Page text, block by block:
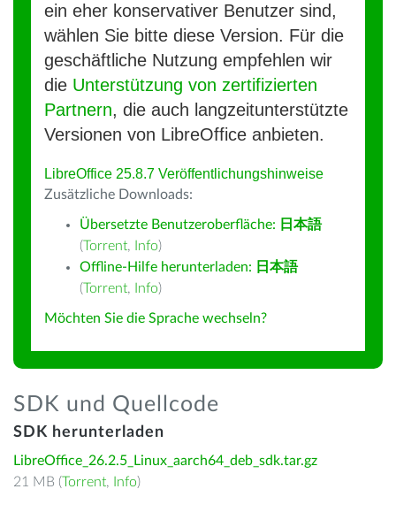
ein eher konservativer Benutzer sind,
wählen Sie bitte diese Version. Für die
geschäftliche Nutzung empfehlen wir
die Unterstützung von zertifizierten
Partnern, die auch langzeitunterstützte
Versionen von LibreOffice anbieten.
LibreOffice 25.8.7 Veröffentlichungshinweise
Zusätzliche Downloads:
Übersetzte Benutzeroberfläche: 日本語
(Torrent, Info)
Offline-Hilfe herunterladen: 日本語
(Torrent, Info)
Möchten Sie die Sprache wechseln?
SDK und Quellcode
SDK herunterladen
LibreOffice_26.2.5_Linux_aarch64_deb_sdk.tar.gz
21 MB (Torrent, Info)